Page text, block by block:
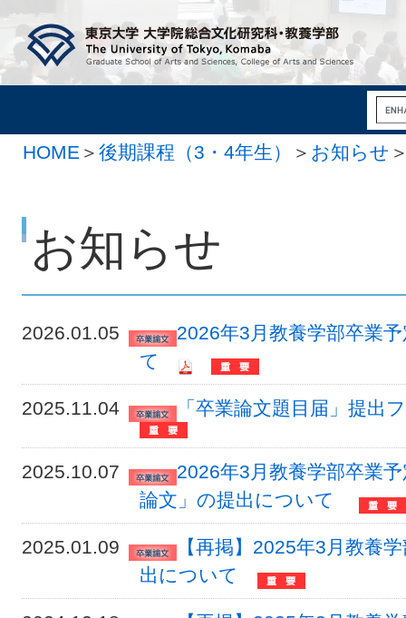
HOME ＞ 後期課程（3・4年生） ＞ お知らせ
お知らせ
2026.01.05
2026年3月教養学部卒業
て
2025.11.04 「卒業論文題目届」提出
2025.10.07
2026年3月教養学部卒業
論文」の提出について
2025.01.09
【再掲】2025年3月教養
出について